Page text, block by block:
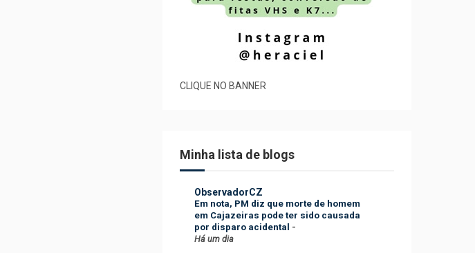
CLIQUE NO BANNER
Minha lista de blogs
ObservadorCZ
Em nota, PM diz que morte de homem
em Cajazeiras pode ter sido causada
por disparo acidental -
Há um dia